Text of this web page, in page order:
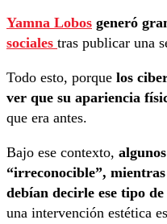
Yamna Lobos generó
sociales tras publicar una
Todo esto, porque los
ver que su apariencia
que era antes.
Bajo ese contexto,
“irreconocible”,
debían decirle ese tipo
una intervención estética